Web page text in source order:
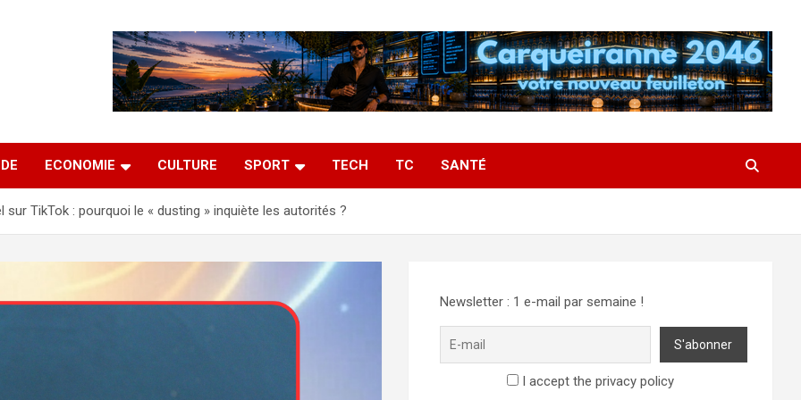
ECONOMIE CULTURE SPORT TECH TC SANTÉ
sur TikTok : pourquoi le « dusting » inquiète les autorités ?
Newsletter : 1 e-mail par semaine !
I accept the privacy policy